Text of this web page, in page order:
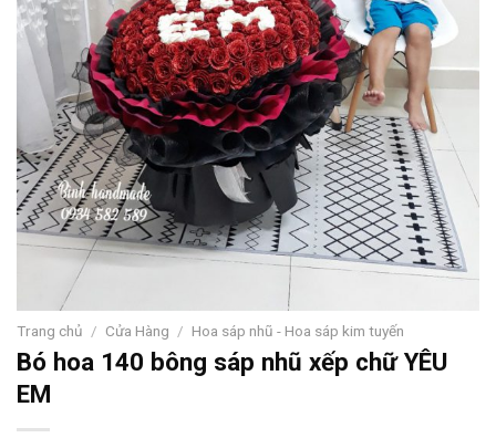
Trang chủ / Cửa Hàng / Hoa sáp nhũ - Hoa sáp kim tuyến
Bó hoa 140 bông sáp nhũ xếp chữ YÊU
EM